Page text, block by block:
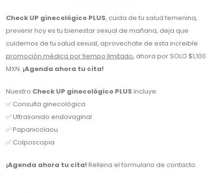
Check UP ginecológico PLUS, cuida de tu salud femenina,
prevenir hoy es tu bienestar sexual de mañana, deja que
cuidemos de tu salud sexual, aprovechate de esta increible
promoción médica por tiempo limitado, ahora por SOLO $1,100
MXN. ¡Agenda ahora tu cita!
Nuestro Check UP ginecológico PLUS incluye:
✅ Consulta ginecológica
✅ Ultrasonido endovaginal
✅ Papanicolaou
✅ Colposcopia
¡Agenda ahora tu cita!Rellena el formulario de contacto.